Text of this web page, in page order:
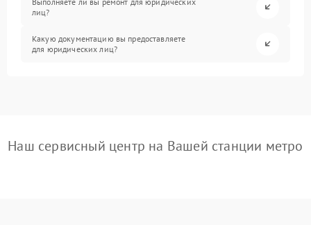
лиц?
Какую документацию вы предоставляете
для юридических лиц?
Наш сервисный центр на Вашей станции метро